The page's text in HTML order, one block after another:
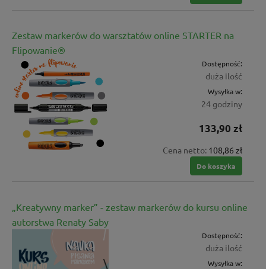
Zestaw markerów do warsztatów online STARTER na
Flipowanie®
Dostępność:
duża ilość
Wysyłka w:
24 godziny
133,90 zł
Cena netto: 108,86 zł
Do koszyka
„Kreatywny marker” - zestaw markerów do kursu online
autorstwa Renaty Saby
Dostępność:
duża ilość
Wysyłka w: